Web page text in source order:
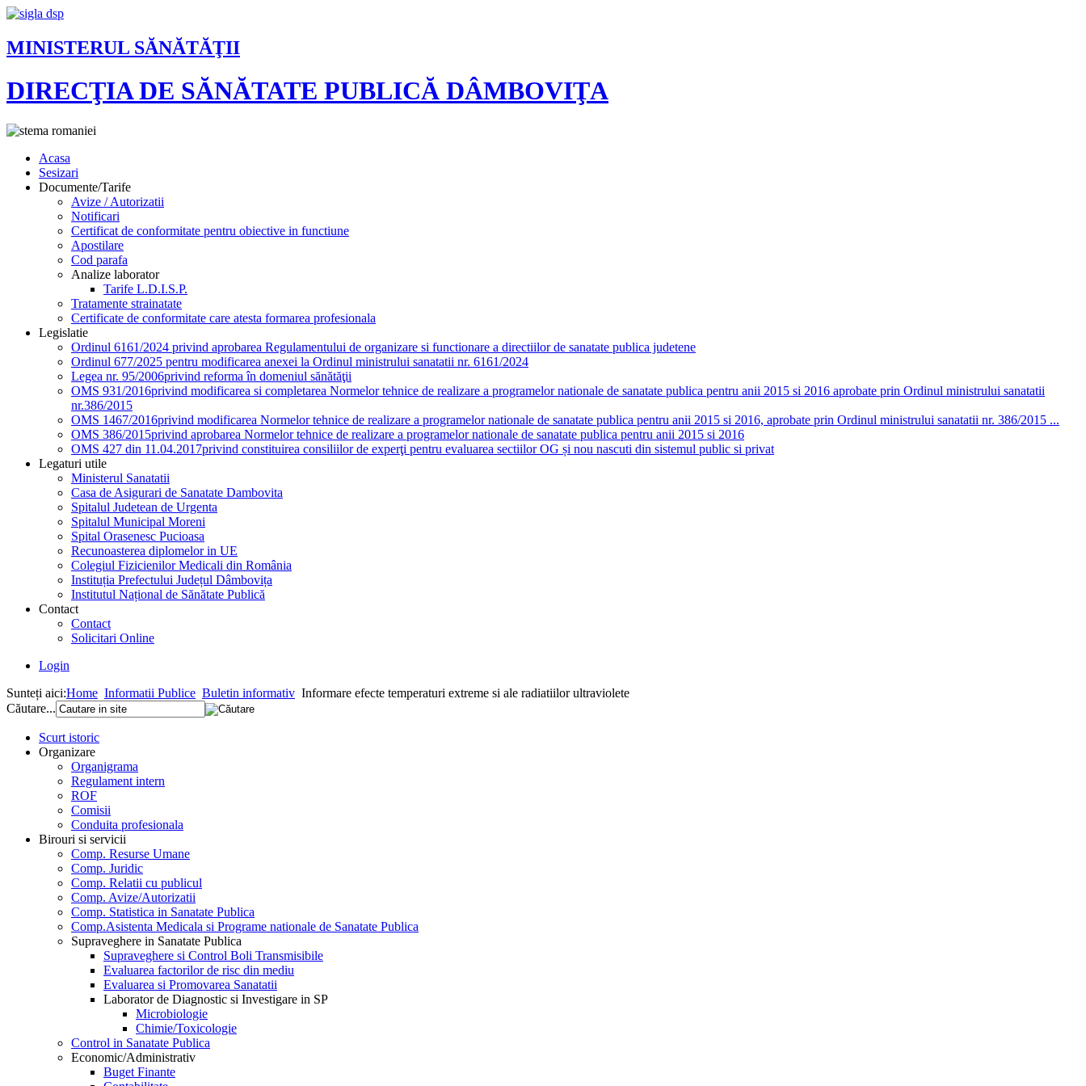
MINISTERUL SĂNĂTĂŢII
DIRECŢIA DE SĂNĂTATE PUBLICĂ DÂMBOVIŢA
Acasa
Sesizari
Documente/Tarife
Avize / Autorizatii
Notificari
Certificat de conformitate pentru obiective in functiune
Apostilare
Cod parafa
Analize laborator
Tarife L.D.I.S.P.
Tratamente strainatate
Certificate de conformitate care atesta formarea profesionala
Legislatie
Ordinul 6161/2024 privind aprobarea Regulamentului de organizare si functionare a directiilor de sanatate publica judetene
Ordinul 677/2025 pentru modificarea anexei la Ordinul ministrului sanatatii nr. 6161/2024
Legea nr. 95/2006privind reforma în domeniul sănătăţii
OMS 931/2016privind modificarea si completarea Normelor tehnice de realizare a programelor nationale de sanatate publica pentru anii 2015 si 2016 aprobate prin Ordinul ministrului sanatatii
nr.386/2015
OMS 1467/2016privind modificarea Normelor tehnice de realizare a programelor nationale de sanatate publica pentru anii 2015 si 2016, aprobate prin Ordinul ministrului sanatatii nr. 386/2015 ...
OMS 386/2015privind aprobarea Normelor tehnice de realizare a programelor nationale de sanatate publica pentru anii 2015 si 2016
OMS 427 din 11.04.2017privind constituirea consiliilor de experţi pentru evaluarea sectiilor OG și nou nascuti din sistemul public si privat
Legaturi utile
Ministerul Sanatatii
Casa de Asigurari de Sanatate Dambovita
Spitalul Judetean de Urgenta
Spitalul Municipal Moreni
Spital Orasenesc Pucioasa
Recunoasterea diplomelor in UE
Colegiul Fizicienilor Medicali din România
Instituția Prefectului Județul Dâmbovița
Institutul Național de Sănătate Publică
Contact
Contact
Solicitari Online
Login
Sunteți aici:Home Informatii Publice Buletin informativ Informare efecte temperaturi extreme si ale radiatiilor ultraviolete
Căutare...
Scurt istoric
Organizare
Organigrama
Regulament intern
ROF
Comisii
Conduita profesionala
Birouri si servicii
Comp. Resurse Umane
Comp. Juridic
Comp. Relatii cu publicul
Comp. Avize/Autorizatii
Comp. Statistica in Sanatate Publica
Comp.Asistenta Medicala si Programe nationale de Sanatate Publica
Supraveghere in Sanatate Publica
Supraveghere si Control Boli Transmisibile
Evaluarea factorilor de risc din mediu
Evaluarea si Promovarea Sanatatii
Laborator de Diagnostic si Investigare in SP
Microbiologie
Chimie/Toxicologie
Control in Sanatate Publica
Economic/Administrativ
Buget Finante